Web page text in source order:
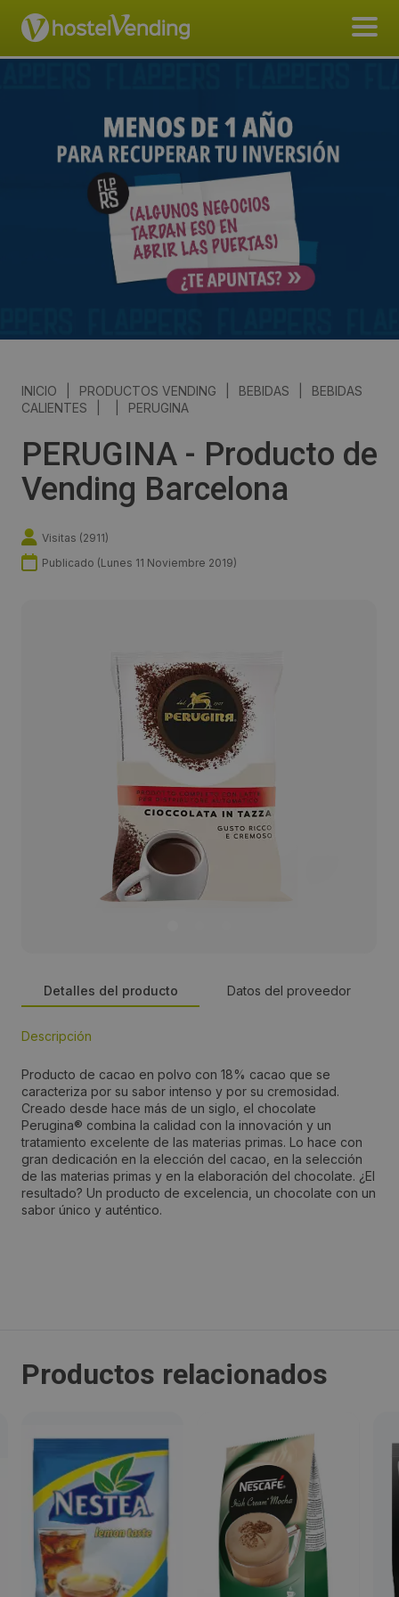
INICIO PRODUCTOS VENDING BEBIDAS
BEBIDAS
CALIENTES
PERUGINA
PERUGINA - Producto de
Vending Barcelona
Visitas (2911)
Publicado (Lunes 11 Noviembre 2019)
Detalles del producto Datos del proveedor
Descripción
Producto de cacao en polvo con 18% cacao que se
caracteriza por su sabor intenso y por su cremosidad.
Creado desde hace más de un siglo, el chocolate
Perugina® combina la calidad con la innovación y un
tratamiento excelente de las materias primas. Lo hace con
gran dedicación en la elección del cacao, en la selección
de las materias primas y en la elaboración del chocolate. ¿El
resultado? Un producto de excelencia, un chocolate con un
sabor único y auténtico.
Caterina Belligoni
Dirección:
Calle Clara Campoamor 2
Localidad:
Provincia:
País:
España
Teléfono:
900505254
Productos relacionados